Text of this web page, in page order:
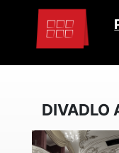
DIVADLO